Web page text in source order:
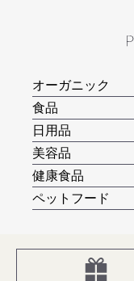
オーガニック
食品
日用品
美容品
健康食品
ペットフード